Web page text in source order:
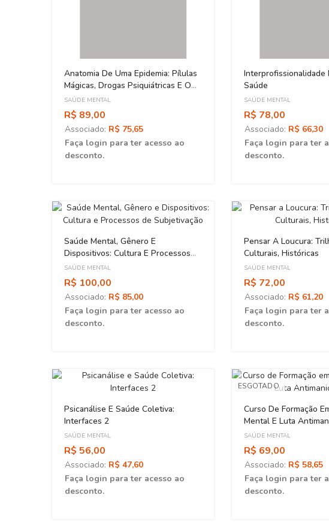
Anatomia De Uma Epidemia: Pílulas
Mágicas, Drogas Psiquiátricas E O
Aumento Assombroso Da Doença
Mental
SAÚDE MENTAL
R$ 89,00
Associado: R$ 75,65
Faça login para ter acesso ao
desconto.
Saúde Mental, Gênero E
Dispositivos: Cultura E Processos
De Subjetivação
SAÚDE MENTAL
R$ 100,00
Associado: R$ 85,00
Faça login para ter acesso ao
desconto.
Psicanálise E Saúde Coletiva:
Interfaces 2
SAÚDE MENTAL
R$ 56,00
Associado: R$ 47,60
Faça login para ter acesso ao
desconto.
Interprofissionalidade
Saúde
SAÚDE MENTAL
R$ 78,00
Associado: R$ 66,30
Faça login para ter
desconto.
Pensar A Loucura:
Culturais, Históricas
SAÚDE MENTAL
R$ 72,00
Associado: R$ 61,20
Faça login para ter
desconto.
ESGOTADO
Curso De Formação
Mental E Luta
SAÚDE MENTAL
R$ 69,00
Associado: R$ 58,65
Faça login para ter
desconto.